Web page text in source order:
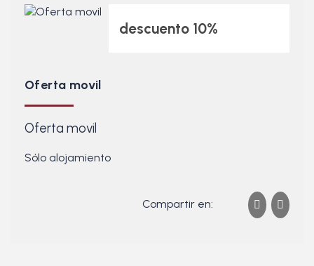
descuento 10%
Oferta movil
Oferta movil
Sólo alojamiento
Compartir en: